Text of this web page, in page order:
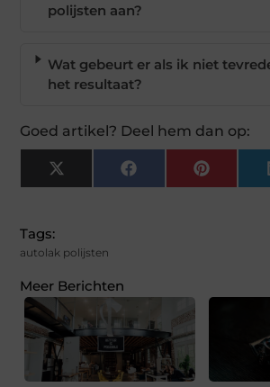
polijsten aan?
Wat gebeurt er als ik niet
het resultaat?
Goed artikel? Deel hem dan op:
X
(Twitter)
FacebookPinterest
Tags:
autolak polijsten
Meer Berichten